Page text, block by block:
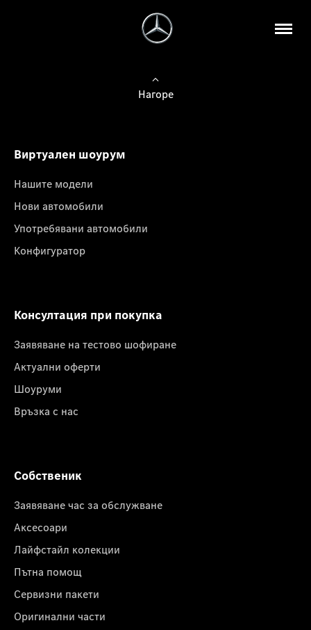
Нагоре
Виртуален шоурум
Нашите модели
Нови автомобили
Употребявани автомобили
Конфигуратор
Консултация при покупка
Заявяване на тестово шофиране
Актуални оферти
Шоуруми
Връзка с нас
Собственик
Заявяване час за обслужване
Аксесоари
Лайфстайл колекции
Пътна помощ
Сервизни пакети
Оригинални части